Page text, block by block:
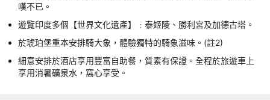
嘆不已。
遊覽印度多個【世界文化遺產】﹕泰姬陵、勝利宮及加德古塔。
於琥珀堡重本安排騎大象，體驗獨特的騎象滋味。(註2)
細意安排於酒店享用豐富自助餐，質素有保證。全程於旅遊車上
享用消暑礦泉水，窩心享受。